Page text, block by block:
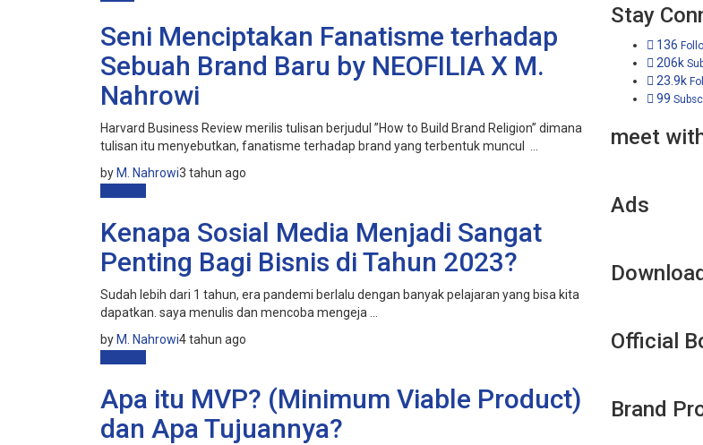
Seni Menciptakan Fanatisme terhadap
Sebuah Brand Baru by NEOFILIA X M.
Nahrowi
Harvard Business Review merilis tulisan berjudul ”How to Build Brand Religion” dimana
tulisan itu menyebutkan, fanatisme terhadap brand yang terbentuk muncul ...
by M. Nahrowi3 tahun ago
Kenapa Sosial Media Menjadi Sangat
Penting Bagi Bisnis di Tahun 2023?
Sudah lebih dari 1 tahun, era pandemi berlalu dengan banyak pelajaran yang bisa kita
dapatkan. saya menulis dan mencoba mengeja ...
by M. Nahrowi4 tahun ago
Apa itu MVP? (Minimum Viable Product)
dan Apa Tujuannya?
Stay
136
206k
23.9k
99
meet
Ads
Official
Brand